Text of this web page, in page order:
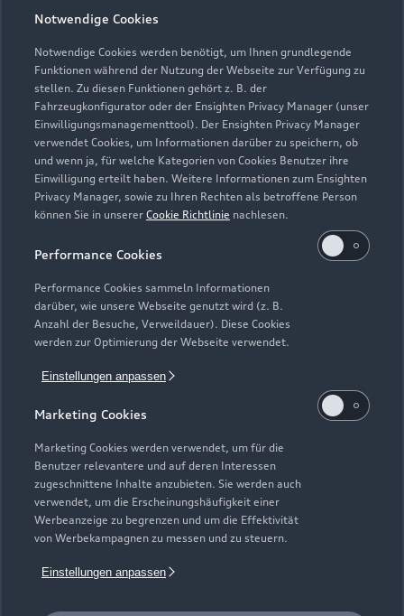
Notwendige Cookies
Notwendige Cookies werden benötigt, um Ihnen grundlegende
Funktionen während der Nutzung der Webseite zur Verfügung zu
stellen. Zu diesen Funktionen gehört z. B. der
Fahrzeugkonfigurator oder der Ensighten Privacy Manager (unser
Einwilligungsmanagementtool). Der Ensighten Privacy Manager
verwendet Cookies, um Informationen darüber zu speichern, ob
und wenn ja, für welche Kategorien von Cookies Benutzer ihre
Einwilligung erteilt haben. Weitere Informationen zum Ensighten
Privacy Manager, sowie zu Ihren Rechten als betroffene Person
können Sie in unserer Cookie Richtlinie nachlesen.
Performance Cookies
Performance Cookies sammeln Informationen
darüber, wie unsere Webseite genutzt wird (z. B.
Anzahl der Besuche, Verweildauer). Diese Cookies
werden zur Optimierung der Webseite verwendet.
Einstellungen anpassen
Marketing Cookies
Marketing Cookies werden verwendet, um für die
Benutzer relevantere und auf deren Interessen
zugeschnittene Inhalte anzubieten. Sie werden auch
verwendet, um die Erscheinungshäufigkeit einer
Werbeanzeige zu begrenzen und um die Effektivität
von Werbekampagnen zu messen und zu steuern.
Einstellungen anpassen
Zurück nach oben
Modelle
Elektromodelle
Plug-in-Hybride
Neuwagensuche
Gebrauchtwagensuche
Geschäftskunden
Service & Zubehör
Saisonale Angebote
Audi Services
Garantie
Audi digital services
myAudi
Support
Audi Code
Häufige Fragen (FAQ)
Audi Online Beratung
Online-Terminvereinbarung
Servicekontakt
Über Audi
Unternehmen
Karriere
Investor Relations
© 2026 AUDI AG. Alle Rechte vorbehalten
Impressum Rechtliches